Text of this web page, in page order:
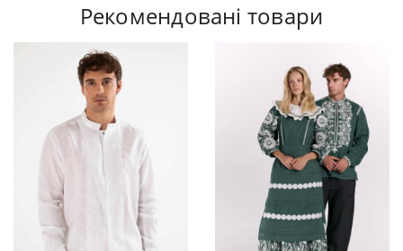
Рекомендовані товари